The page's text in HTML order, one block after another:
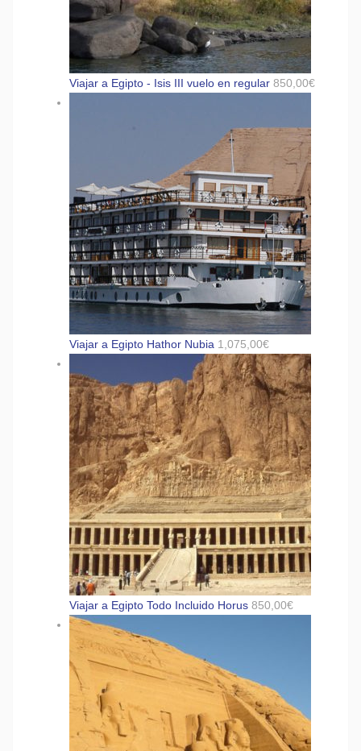
Viajar a Egipto - Isis III vuelo en regular 850,00€
Viajar a Egipto Hathor Nubia 1,075,00€
Viajar a Egipto Todo Incluido Horus 850,00€